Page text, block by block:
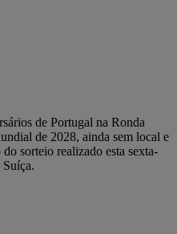
de Portugal na Ronda
de 2028, ainda sem local e
sorteio realizado esta sexta-